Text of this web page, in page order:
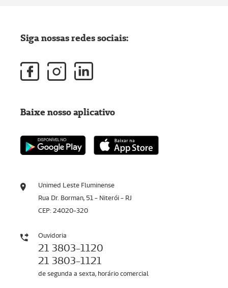
Unimed Leste Fluminense
Rua Dr. Borman, 51 - Niterói - RJ
CEP: 24020-320
Ouvidoria
21 3803-1120
21 3803-1121
de segunda a sexta, horário comercial
Siga nossas redes sociais:
Baixe nosso aplicativo